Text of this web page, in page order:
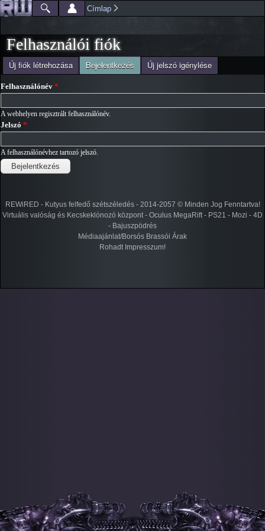
Ugrás a
tartalomra
Főmenü
Jelenlegi hely
Címlap
Felhasználói fiók
Elsődleges fülek
Új fiók létrehozása Bejelentkezés
(aktív fül) Új jelszó igénylése
Felhasználónév *
A webhelyen regisztrált felhasználónév.
Jelszó *
A felhasználónévhez tartozó jelszó.
REWiRED - Kutyus felfedő szétszéledés - 2014-2057 © Minden Jog Fenntartva!
Virtuális valóság és Kecskeklónozó központ - Oculus MegaRift - PS21 - Mozi - 4D
- Bajuszpödrés
Médiaajánlat/Borsós Brassói Árak
Rohadt Impresszum!